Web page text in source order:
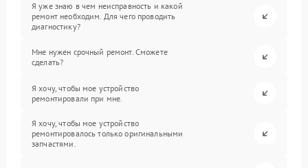
Я уже знаю в чем неисправность и какой
ремонт необходим. Для чего проводить
диагностику?
Мне нужен срочный ремонт. Сможете
сделать?
Я хочу, чтобы мое устройство
ремонтировали при мне.
Я хочу, чтобы мое устройство
ремонтировалось только оригинальными
запчастями.